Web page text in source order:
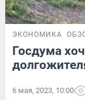
ЭКОНОМИКА
Госдума
6 мая, 2023, 10:00